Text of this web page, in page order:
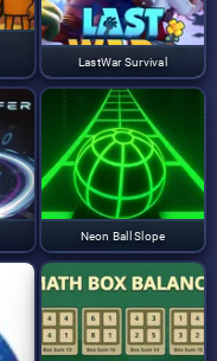
LastWar Survival
Neon Ball Slope